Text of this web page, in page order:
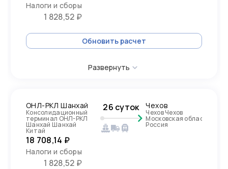
Налоги и сборы
1 828,52 ₽
Обновить расчет
Развернуть
ОНЛ-РКЛ Шанхай
Консолидационный
терминал ОНЛ-РКЛ
Шанхай Шанхай
Китай
26 суток Чехов
Чехов Чехов
Московская область,
Россия
18 708,14 ₽
Налоги и сборы
1 828,52 ₽